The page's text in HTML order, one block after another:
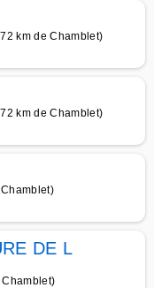
km de Chamblet)
km de Chamblet)
DE L